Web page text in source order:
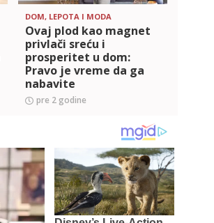
DOM, LEPOTA I MODA
Ovaj plod kao magnet
privlači sreću i
prosperitet u dom:
Pravo je vreme da ga
nabavite
pre 2 godine